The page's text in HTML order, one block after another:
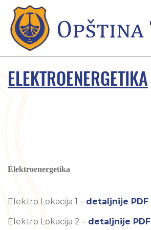
ELEKTROENERGETIKA
Elektroenergetika
Elektro Lokacija 1 – detaljnije PDF
Elektro Lokacija 2 – detaljnije PDF